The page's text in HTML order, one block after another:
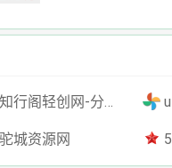
知行阁轻创网-分享网络赚钱项目-全网首发副业项目实操平台-副业创业项目网
驼城资源网